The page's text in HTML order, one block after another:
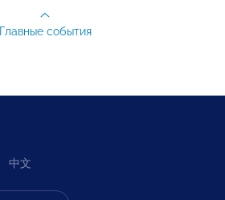
Главные события
中文